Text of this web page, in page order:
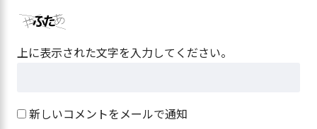
上に表示された文字を入力してください。
新しいコメントをメールで通知